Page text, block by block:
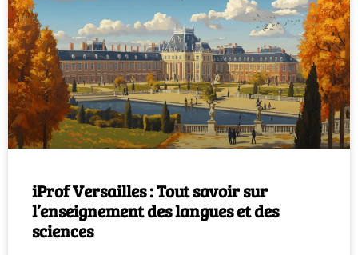
iProf Versailles : Tout savoir sur
l’enseignement des langues et des
sciences